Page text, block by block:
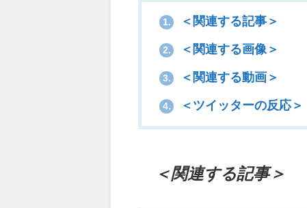
1. ＜関連する記事＞
2. ＜関連する画像＞
3. ＜関連する動画＞
4. ＜ツイッターの反応＞
＜関連する記事＞